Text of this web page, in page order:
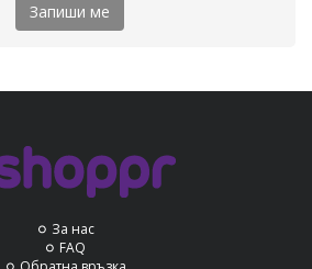
Запиши ме
За нас
FAQ